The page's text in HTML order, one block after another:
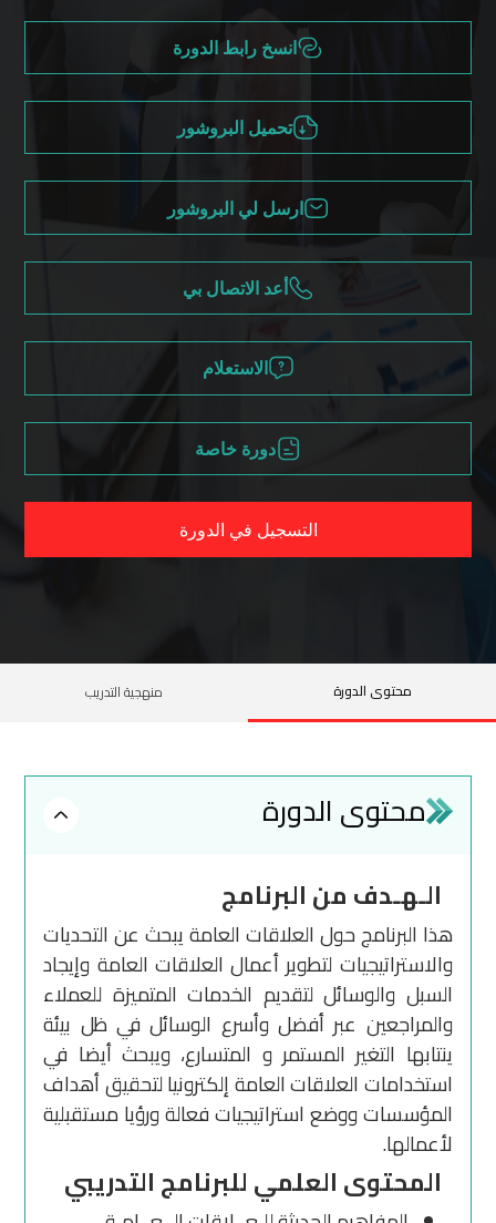
انسخ رابط الدورة
تحميل البروشور
ارسل لي البروشور
أعد الاتصال بي
الاستعلام
دورة خاصة
التسجيل في الدورة
محتوى الدورة منهجية التدريب
محتوى الدورة
الـهـدف من البرنامج
هذا البرنامج حول العلاقات العامة يبحث عن التحديات
والاستراتيجيات لتطوير أعمال العلاقات العامة وإيجاد
السبل والوسائل لتقديم الخدمات المتميزة للعملاء
والمراجعين عبر أفضل وأسرع الوسائل في ظل بيئة
ينتابها التغير المستمر و المتسارع، ويبحث أيضا في
استخدامات العلاقات العامة إلكترونيا لتحقيق أهداف
المؤسسات ووضع استراتيجيات فعالة ورؤيا مستقبلية
لأعمالها.
المحتوى العلمي للبرنامج التدريبي